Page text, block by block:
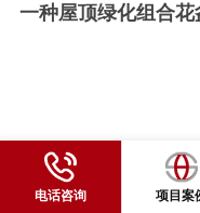
一种屋顶绿化组合花
电话咨询 项目案